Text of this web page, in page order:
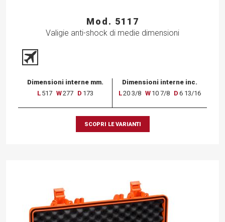
Mod. 5117
Valigie anti-shock di medie dimensioni
Dimensioni interne mm.
L 517 W277 D 173
Dimensioni interne inc.
L20 3/8 W 10 7/8 D 6 13/16
SCOPRI LE VARIANTI